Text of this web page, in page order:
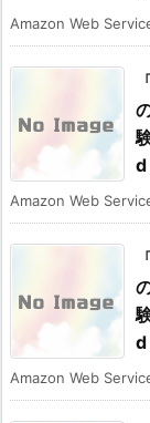
Amazon Web
d
Amazon Web
d
Amazon Web